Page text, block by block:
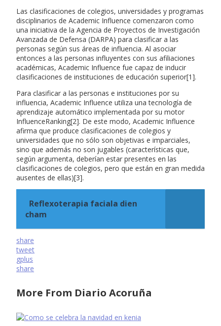
Las clasificaciones de colegios, universidades y programas
disciplinarios de Academic Influence comenzaron como
una iniciativa de la Agencia de Proyectos de Investigación
Avanzada de Defensa (DARPA) para clasificar a las
personas según sus áreas de influencia. Al asociar
entonces a las personas influyentes con sus afiliaciones
académicas, Academic Influence fue capaz de inducir
clasificaciones de instituciones de educación superior[1].
Para clasificar a las personas e instituciones por su
influencia, Academic Influence utiliza una tecnología de
aprendizaje automático implementada por su motor
InfluenceRanking[2]. De este modo, Academic Influence
afirma que produce clasificaciones de colegios y
universidades que no sólo son objetivas e imparciales,
sino que además no son jugables (características que,
según argumenta, deberían estar presentes en las
clasificaciones de colegios, pero que están en gran medida
ausentes de ellas)[3].
Reflexoterapia faciala dien
cham
share
tweet
gplus
share
More From Diario Acoruña